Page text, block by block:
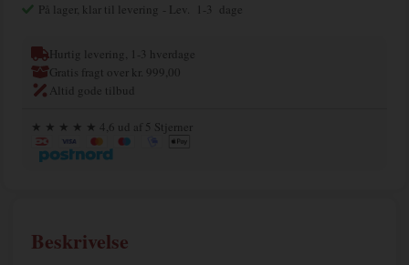
På lager, klar til levering - Lev. 1-3 dage
Hurtig levering, 1-3 hverdage
Gratis fragt over kr. 999,00
Altid gode tilbud
★ ★ ★ ★ ★ 4,6 ud af 5 Stjerner
Beskrivelse